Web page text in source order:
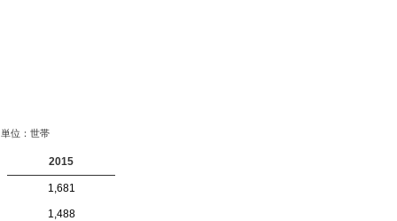
単位：世帯
2015
1,681
1,488